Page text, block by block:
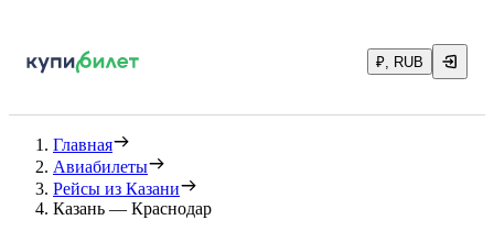
₽, RUB
Главная
Авиабилеты
Рейсы из Казани
Казань — Краснодар